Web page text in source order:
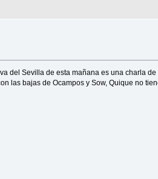
del Sevilla de esta mañana es una charla
las bajas de Ocampos y Sow, Quique no